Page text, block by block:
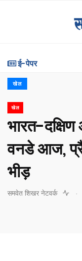
ई-पेपर
खेल
खेल
भारत-
वनडे आज,
भीड़
समवेत शिखर नेटवर्क .